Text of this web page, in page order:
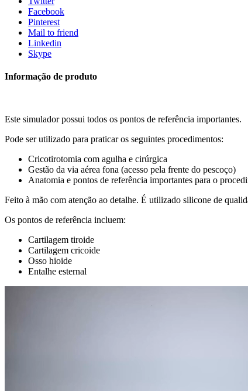
de
Cricotirotomia
Facebook
Pinterest
Mail to friend
Linkedin
Skype
Informação de produto
Este simulador possui todos os pontos de referência importantes.
Pode ser utilizado para praticar os seguintes procedimentos:
Cricotirotomia com agulha e cirúrgica
Gestão da via aérea fona (acesso pela frente do pescoço)
Anatomia e pontos de referência importantes para o
Feito à mão com atenção ao detalhe. É utilizado silicone de
Os pontos de referência incluem:
Cartilagem tiroide
Cartilagem cricoide
Osso hioide
Entalhe esternal